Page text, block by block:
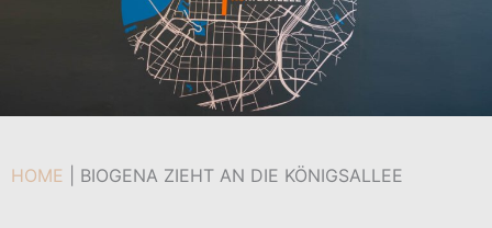
HOME BIOGENA ZIEHT AN DIE KÖNIGSALLEE